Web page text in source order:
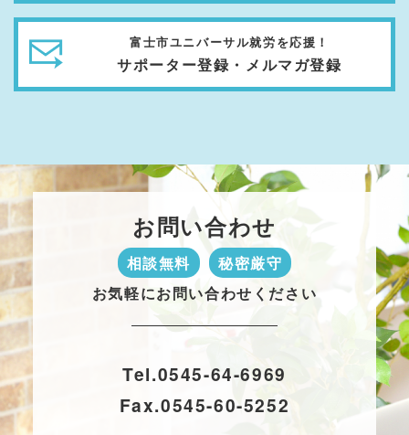
富士市ユニバーサル就労を応援！
サポーター登録・メルマガ登録
お問い合わせ
相談無料
秘密厳守
お気軽にお問い合わせください
Tel.0545-64-6969
Fax.0545-60-5252